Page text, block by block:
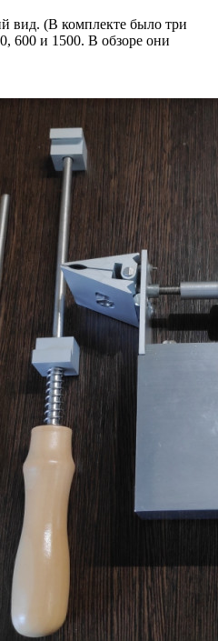
вид. (В комплекте было три
600 и 1500. В обзоре они